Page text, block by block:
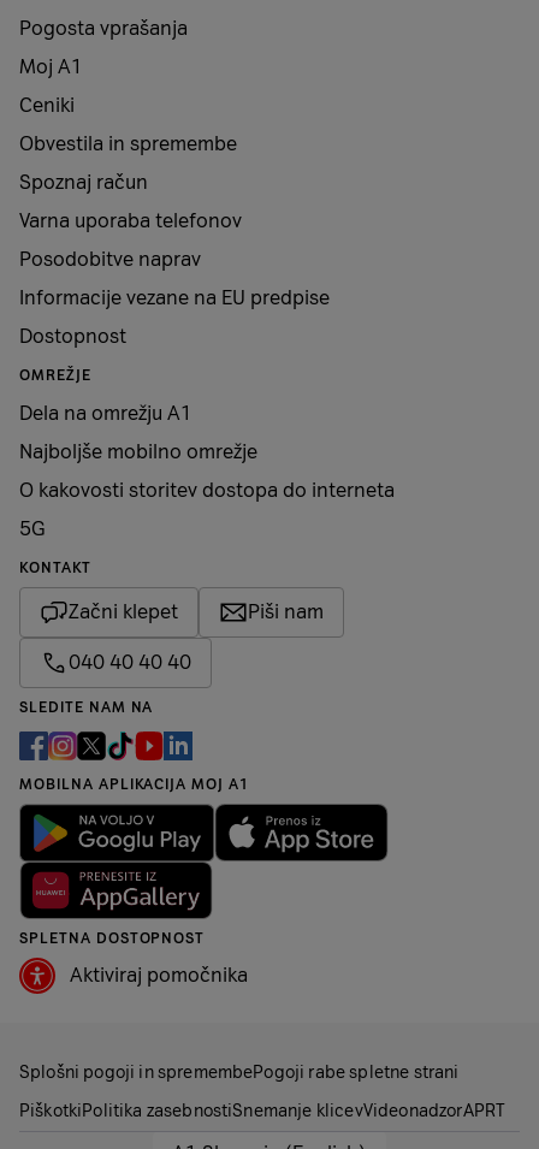
Pogosta vprašanja
Moj A1
Ceniki
Obvestila in spremembe
Spoznaj račun
Varna uporaba telefonov
Posodobitve naprav
Informacije vezane na EU predpise
Dostopnost
OMREŽJE
Dela na omrežju A1
Najboljše mobilno omrežje
O kakovosti storitev dostopa do interneta
5G
KONTAKT
Začni klepet Piši nam
040 40 40 40
SLEDITE NAM NA
MOBILNA APLIKACIJA MOJ A1
SPLETNA DOSTOPNOST
Aktiviraj pomočnika
Splošni pogoji in spremembePogoji rabe spletne strani
PiškotkiPolitika zasebnostiSnemanje klicevVideonadzorAPRT